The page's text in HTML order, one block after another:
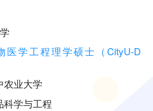
医学工程理学硕士（CityU-D
农业大学
科学与工程